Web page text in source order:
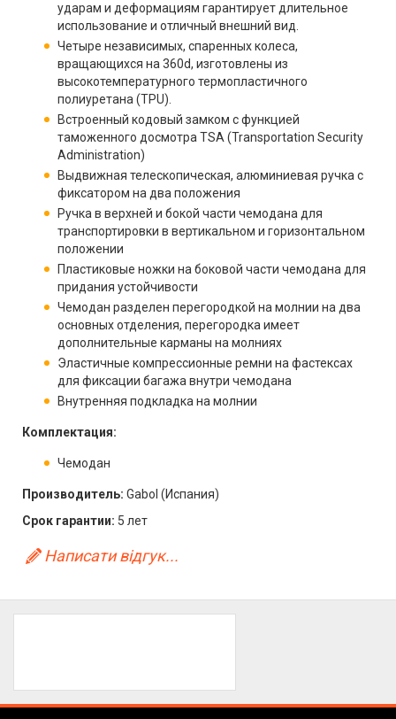
ударам и деформациям гарантирует длительное
использование и отличный внешний вид.
Четыре независимых, спаренных колеса,
вращающихся на 360d, изготовлены из
высокотемпературного термопластичного
полиуретана (TPU).
Встроенный кодовый замком с функцией
таможенного досмотра TSA (Transportation Security
Administration)
Выдвижная телескопическая, алюминиевая ручка с
фиксатором на два положения
Ручка в верхней и бокой части чемодана для
транспортировки в вертикальном и горизонтальном
положении
Пластиковые ножки на боковой части чемодана для
придания устойчивости
Чемодан разделен перегородкой на молнии на два
основных отделения, перегородка имеет
дополнительные карманы на молниях
Эластичные компрессионные ремни на фастексах
для фиксации багажа внутри чемодана
Внутренняя подкладка на молнии
Комплектация:
Чемодан
Производитель: Gabol (Испания)
Срок гарантии: 5 лет
Написати відгук...